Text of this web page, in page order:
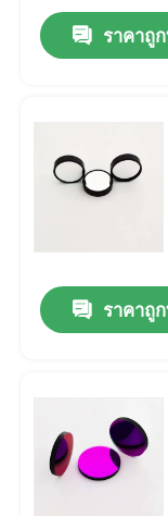
ราคาถู
ราคาถู